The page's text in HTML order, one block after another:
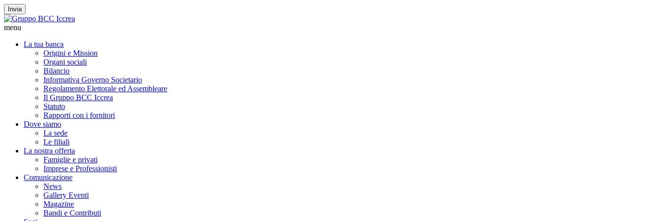
Invia
menu
La tua banca
Origini e Mission
Organi sociali
Bilancio
Informativa Governo Societario
Regolamento Elettorale ed Assembleare
Il Gruppo BCC Iccrea
Statuto
Rapporti con i fornitori
Dove siamo
La sede
Le filiali
La nostra offerta
Famiglie e privati
Imprese e Professionisti
Comunicazione
News
Gallery Eventi
Magazine
Bandi e Contributi